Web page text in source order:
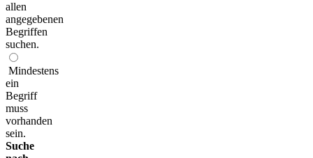
allen
angegebenen
Begriffen
suchen.
Mindestens
ein
Begriff
muss
vorhanden
sein.
Suche